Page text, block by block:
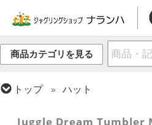
商品カテゴリを見る
トップ
ハット
Juggle Dream